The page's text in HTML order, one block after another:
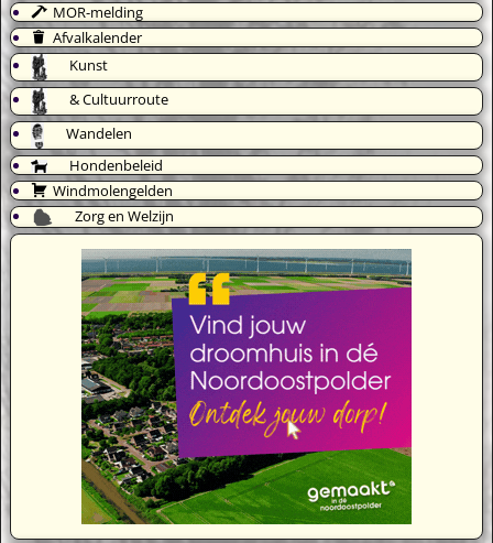
MOR-melding
Afvalkalender
Kunst
& Cultuurroute
Wandelen
Hondenbeleid
Windmolengelden
Zorg en Welzijn